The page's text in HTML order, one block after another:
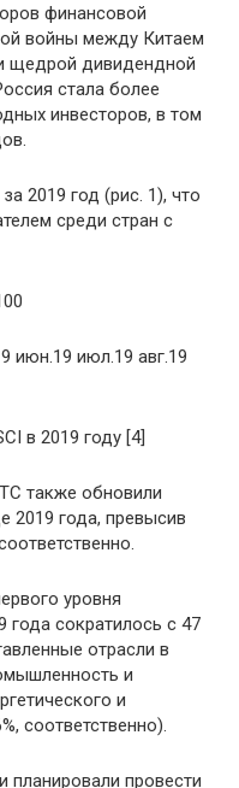
финансовой
войны между Китаем
щедрой дивидендной
стала более
инвесторов, в том
2019 год (рис. 1), что
среди стран с
июн.19 июл.19 авг.19
в 2019 году [4]
также обновили
2019 года, превысив
уровня
сократилось с 47
отрасли в
и
и
соответственно).
планировали провести